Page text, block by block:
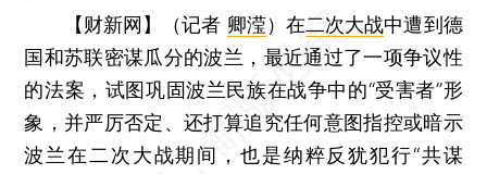
【财新网】（记者 卿滢） 在二次大战中遭到德
国和苏联密谋瓜分的波兰，最近通过了一项争议性
的法案，试图巩固波兰民族在战争中的“受害者”形
象，并严厉否定、还打算追究任何意图指控或暗示
波兰在二次大战期间，也是纳粹反犹犯行“共谋